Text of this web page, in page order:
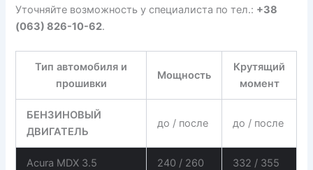
Уточняйте возможность у специалиста по тел.: +38
(063) 826-10-62.
Тип автомобиля и
прошивки
Мощность
Крутящий
момент
БЕНЗИНОВЫЙ
ДВИГАТЕЛЬ
до / после до / после
Acura MDX 3.5 240 / 260 332 / 355